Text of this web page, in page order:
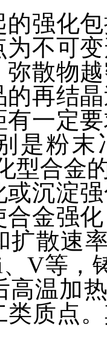
的强化
不可
弥散物
再结
有一定
是粉
型合金
或沉淀
金强
扩散速
V等，
高温加
质点